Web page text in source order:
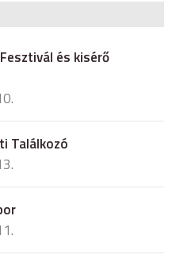
és kisérő
Találkozó